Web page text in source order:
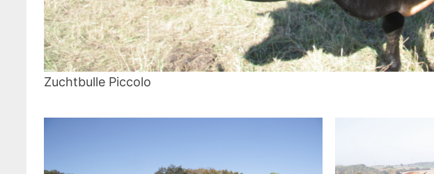
Zuchtbulle Piccolo